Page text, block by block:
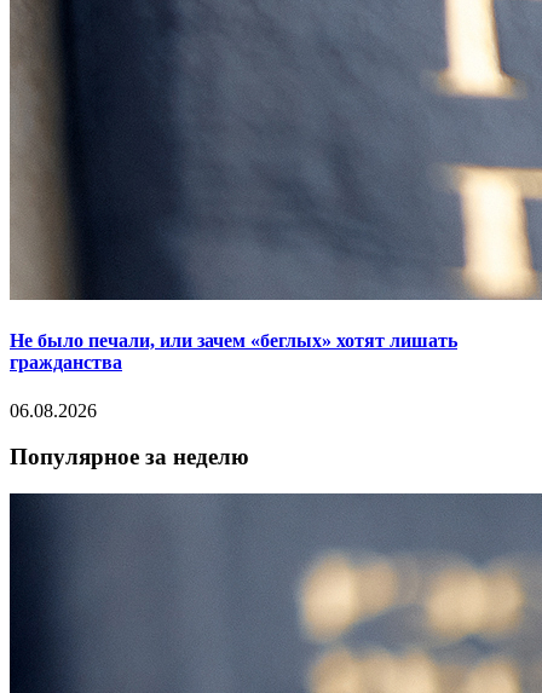
Не было печали, или зачем «беглых» хотят лишать
гражданства
06.08.2026
Популярное за неделю